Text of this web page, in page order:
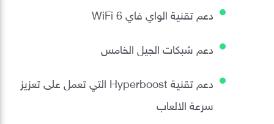
دعم تقنية الواي فاي WiFi 6
دعم شبكات الجيل الخامس
دعم تقنية Hyperboost التي تعمل على تعزيز
سرعة الالعاب